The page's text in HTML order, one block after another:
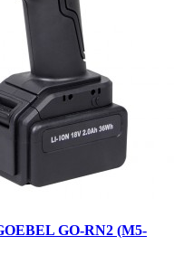
GO-RN2 (M5-